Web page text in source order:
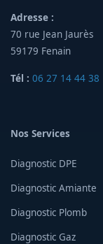
Adresse :
70 rue Jean Jaurès
59179 Fenain
Tél : 06 27 14 44 38
Nos Services
Diagnostic DPE
Diagnostic Amiante
Diagnostic Plomb
Diagnostic Gaz